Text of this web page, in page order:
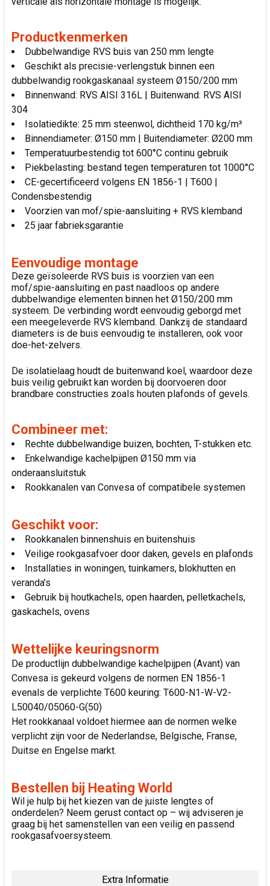
Productkenmerken
Dubbelwandige RVS buis van 250 mm lengte
Geschikt als precisie-verlengstuk binnen een
dubbelwandig rookgaskanaal systeem Ø150/200 mm
Binnenwand: RVS AISI 316L | Buitenwand: RVS AISI
304
Isolatiedikte: 25 mm steenwol, dichtheid 170 kg/m³
Binnendiameter: Ø150 mm | Buitendiameter: Ø200 mm
Temperatuurbestendig tot 600°C continu gebruik
Piekbelasting: bestand tegen temperaturen tot 1000°C
CE-gecertificeerd volgens EN 1856-1 | T600 |
Condensbestendig
Voorzien van mof/spie-aansluiting + RVS klemband
25 jaar fabrieksgarantie
Eenvoudige montage
Deze geïsoleerde RVS buis is voorzien van een
mof/spie-aansluiting en past naadloos op andere
dubbelwandige elementen binnen het Ø150/200 mm
systeem. De verbinding wordt eenvoudig geborgd met
een meegeleverde RVS klemband. Dankzij de standaard
diameters is de buis eenvoudig te installeren, ook voor
doe-het-zelvers.
De isolatielaag houdt de buitenwand koel, waardoor deze
buis veilig gebruikt kan worden bij doorvoeren door
brandbare constructies zoals houten plafonds of gevels.
Combineer met:
Rechte dubbelwandige buizen, bochten, T-stukken etc.
Enkelwandige kachelpijpen Ø150 mm via
onderaansluitstuk
Rookkanalen van Convesa of compatibele systemen
Geschikt voor:
Rookkanalen binnenshuis en buitenshuis
Veilige rookgasafvoer door daken, gevels en plafonds
Installaties in woningen, tuinkamers, blokhutten en
veranda’s
Gebruik bij houtkachels, open haarden, pelletkachels,
gaskachels, ovens
Wettelijke keuringsnorm
De productlijn dubbelwandige kachelpijpen (Avant) van
Convesa is gekeurd volgens de normen EN 1856-1
evenals de verplichte T600 keuring: T600-N1-W-V2-
L50040/05060-G(50)
Het rookkanaal voldoet hiermee aan de normen welke
verplicht zijn voor de Nederlandse, Belgische, Franse,
Duitse en Engelse markt.
Bestellen bij Heating World
Wil je hulp bij het kiezen van de juiste lengtes of
onderdelen? Neem gerust contact op – wij adviseren je
graag bij het samenstellen van een veilig en passend
rookgasafvoersysteem.
Extra Informatie